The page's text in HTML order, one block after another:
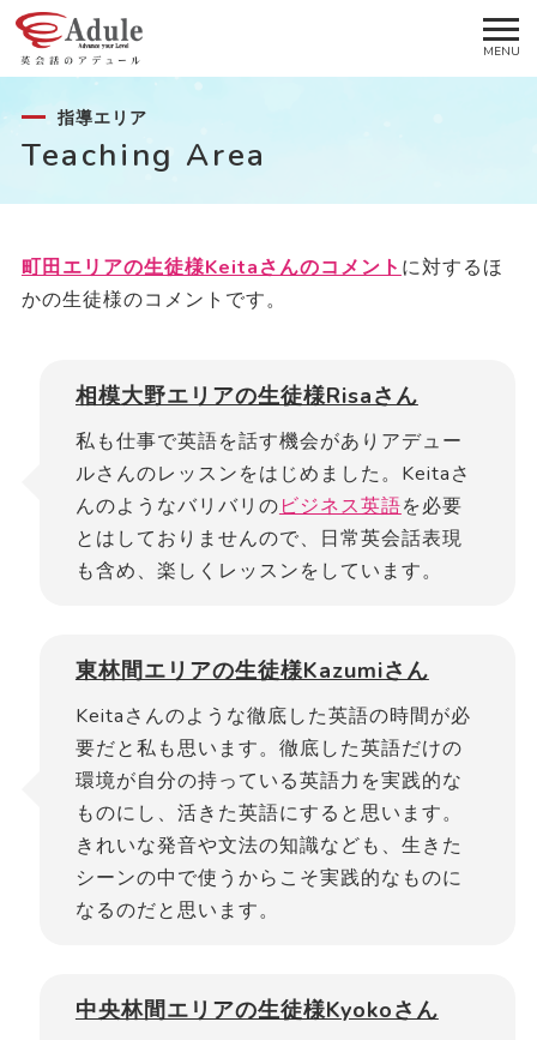
指導エリア
Teaching Area
町田エリアの生徒様Keitaさんのコメント に対するほ
かの生徒様のコメントです。
相模大野エリアの生徒様Risaさん
私も仕事で英語を話す機会がありアデュー
ルさんのレッスンをはじめました。Keitaさ
んのようなバリバリのビジネス英語を必要
とはしておりませんので、日常英会話表現
も含め、楽しくレッスンをしています。
東林間エリアの生徒様Kazumiさん
Keitaさんのような徹底した英語の時間が必
要だと私も思います。徹底した英語だけの
環境が自分の持っている英語力を実践的な
ものにし、活きた英語にすると思います。
きれいな発音や文法の知識なども、生きた
シーンの中で使うからこそ実践的なものに
なるのだと思います。
中央林間エリアの生徒様Kyokoさん